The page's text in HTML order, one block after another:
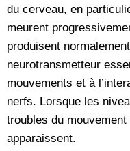
du cerveau, en
meurent
produisent
neurotransmetteur
mouvements et à
nerfs. Lorsque les
troubles du
apparaissent.